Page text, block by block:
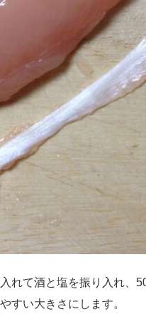
て酒と塩を振り入れ、
すい大きさにします。